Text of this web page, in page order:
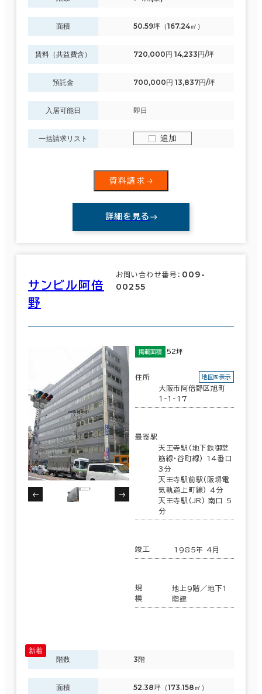
面積 50.59坪（167.24㎡）
賃料（共益費含） 720,000円 14,233円/坪
預託金 700,000円 13,837円/坪
入居可能日 即日
一括請求リスト 追加
資料請求
詳細を見る
サンビル阿倍
野
お問い合わせ番号： 009-
00255
掲載面積 52坪
住所
大阪市阿倍野区旭町
1-1-17
地図を表示
最寄駅
天王寺駅(地下鉄御堂
筋線･谷町線) 14番口
3分
天王寺駅前駅(阪堺電
気軌道上町線) 4分
天王寺駅(JR) 南口 5
分
竣工 1985年 4月
規
模
地上9階／地下1
階建
階数 3階
面積 52.38坪（173.158㎡）